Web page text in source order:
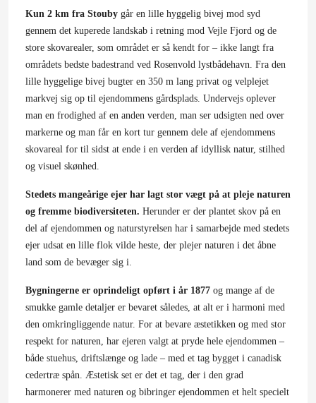
Kun 2 km fra Stouby går en lille hyggelig bivej mod syd
gennem det kuperede landskab i retning mod Vejle Fjord og de
store skovarealer, som området er så kendt for – ikke langt fra
områdets bedste badestrand ved Rosenvold lystbådehavn. Fra den
lille hyggelige bivej bugter en 350 m lang privat og velplejet
markvej sig op til ejendommens gårdsplads. Undervejs oplever
man en frodighed af en anden verden, man ser udsigten ned over
markerne og man får en kort tur gennem dele af ejendommens
skovareal for til sidst at ende i en verden af idyllisk natur, stilhed
og visuel skønhed.
Stedets mangeårige ejer har lagt stor vægt på at pleje naturen
og fremme biodiversiteten. Herunder er der plantet skov på en
del af ejendommen og naturstyrelsen har i samarbejde med stedets
ejer udsat en lille flok vilde heste, der plejer naturen i det åbne
land som de bevæger sig i.
Bygningerne er oprindeligt opført i år 1877 og mange af de
smukke gamle detaljer er bevaret således, at alt er i harmoni med
den omkringliggende natur. For at bevare æstetikken og med stor
respekt for naturen, har ejeren valgt at pryde hele ejendommen –
både stuehus, driftslænge og lade – med et tag bygget i canadisk
cedertræ spån. Æstetisk set er det et tag, der i den grad
harmonerer med naturen og bibringer ejendommen et helt specielt